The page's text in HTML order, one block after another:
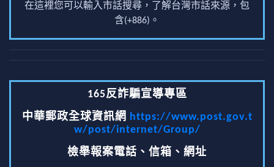
在這裡您可以輸入市話搜尋，了解台灣市話來源，包
含(+886)。
165反詐騙宣導專區
中華郵政全球資訊網 https://www.post.gov.t
w/post/internet/Group/
檢舉報案電話、信箱、網址